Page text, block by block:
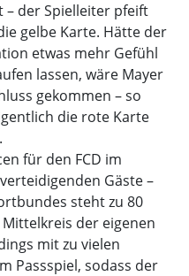
– der Spielleiter pfeift
gelbe Karte. Hätte der
etwas mehr Gefühl
lassen, wäre Mayer
gekommen – so
die rote Karte
für den FCD im
Gäste –
steht zu 80
der eigenen
mit zu vielen
Passspiel, sodass der